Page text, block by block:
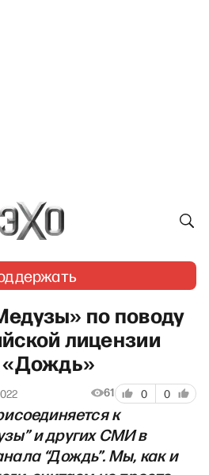
по поводу
лицензии
«Дождь»
61 0 0
к
и других СМИ в
“Дождь”. Мы, как и